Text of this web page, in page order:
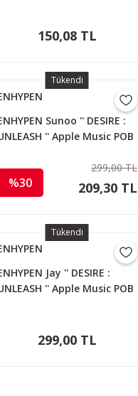
150,08 TL
Tükendi
Sunoo '' DESIRE :
'' Apple Music POB
%30
299,00 TL
209,30 TL
Tükendi
Jay '' DESIRE :
'' Apple Music POB
299,00 TL